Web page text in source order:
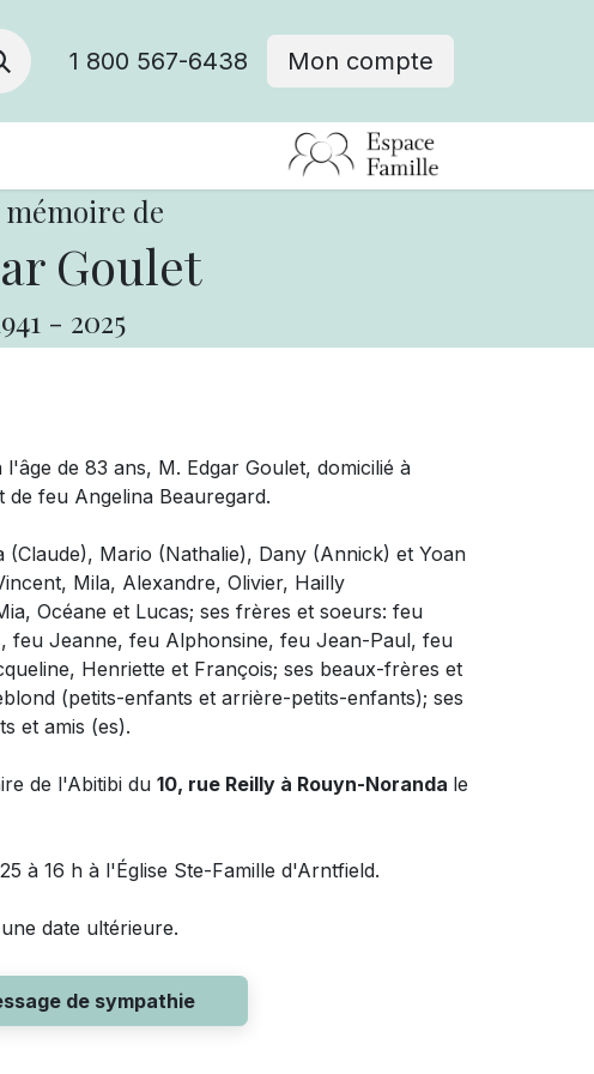
1 800 567-6438 Mon compte
mémoire de
Goulet
- 2025
de 83 ans, M. Edgar Goulet, domicilié à
feu Angelina Beauregard.
(Claude), Mario (Nathalie), Dany (Annick) et Yoan
Mila, Alexandre, Olivier, Hailly
Océane et Lucas; ses frères et soeurs: feu
feu Jeanne, feu Alphonsine, feu Jean-Paul, feu
Henriette et François; ses beaux-frères et
(petits-enfants et arrière-petits-enfants); ses
et amis (es).
de l'Abitibi du 10, rue Reilly à Rouyn-Noranda le
à 16 h à l'Église Ste-Famille d'Arntfield.
date ultérieure.
de sympathie